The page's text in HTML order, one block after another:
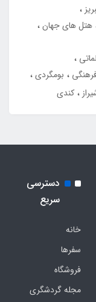
هتل های جهان
بومگردی
کندی
دسترسی
سریع
خانه
سفرها
فروشگاه
مجله گردشگری